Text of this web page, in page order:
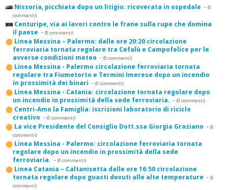
Nissoria, picchiata dopo un litigio: ricoverata in ospedale - (0
commenti)
Centuripe, via ai lavori contro le frane sulla rupe che domina
il paese - (0 commenti)
Linea Messina – Palermo: dalle ore 20:20 circolazione
ferroviaria tornata regolare tra Cefalù e Campofelice per le
avverse condizioni meteo - (0 commenti)
Linea Messina - Palermo circolazione ferroviaria tornata
regolare tra Fiumetorto e Termini Imerese dopo un incendio
in prossimità dei binari - (0 commenti)
Linea Messina - Catania: circolazione tornata regolare dopo
un incendio in prossimità della sede ferroviaria. - (0 commenti)
Centri-Amo la Famiglia: iscrizioni laboratorio di riciclo
creativo - (0 commenti)
La vice Presidente del Consiglio Dott.ssa Giorgia Graziano - (0
commenti)
Linea Messina - Palermo: circolazione ferroviaria tornata
regolare dopo un incendio in prossimità della sede
ferroviaria. - (0 commenti)
Linea Catania – Caltanisetta dalle ore 16:50 circolazione
tornata regolare dopo guasti dovuti alle alte temperature - (0
commenti)